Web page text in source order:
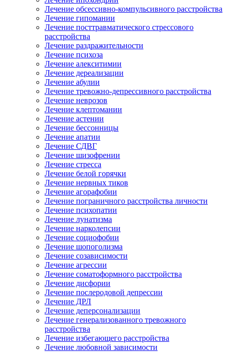
Лечение обсессивно-компульсивного расстройства
Лечение гипомании
Лечение посттравматического стрессового
расстройства
Лечение раздражительности
Лечение психоза
Лечение алекситимии
Лечение дереализации
Лечение абулии
Лечение тревожно-депрессивного расстройства
Лечение неврозов
Лечение клептомании
Лечение астении
Лечение бессонницы
Лечение апатии
Лечение СДВГ
Лечение шизофрении
Лечение стресса
Лечение белой горячки
Лечение нервных тиков
Лечение агорафобии
Лечение пограничного расстройства личности
Лечение психопатии
Лечение лунатизма
Лечение нарколепсии
Лечение социофобии
Лечение шопоголизма
Лечение созависимости
Лечение агрессии
Лечение соматоформного расстройства
Лечение дисфории
Лечение послеродовой депрессии
Лечение ДРЛ
Лечение деперсонализации
Лечение генерализованного тревожного
расстройства
Лечение избегающего расстройства
Лечение любовной зависимости